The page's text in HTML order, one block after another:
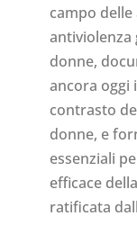
campo
antiviolenza
donne,
ancora oggi
contrasto
donne, e
essenziali
efficace
ratificata